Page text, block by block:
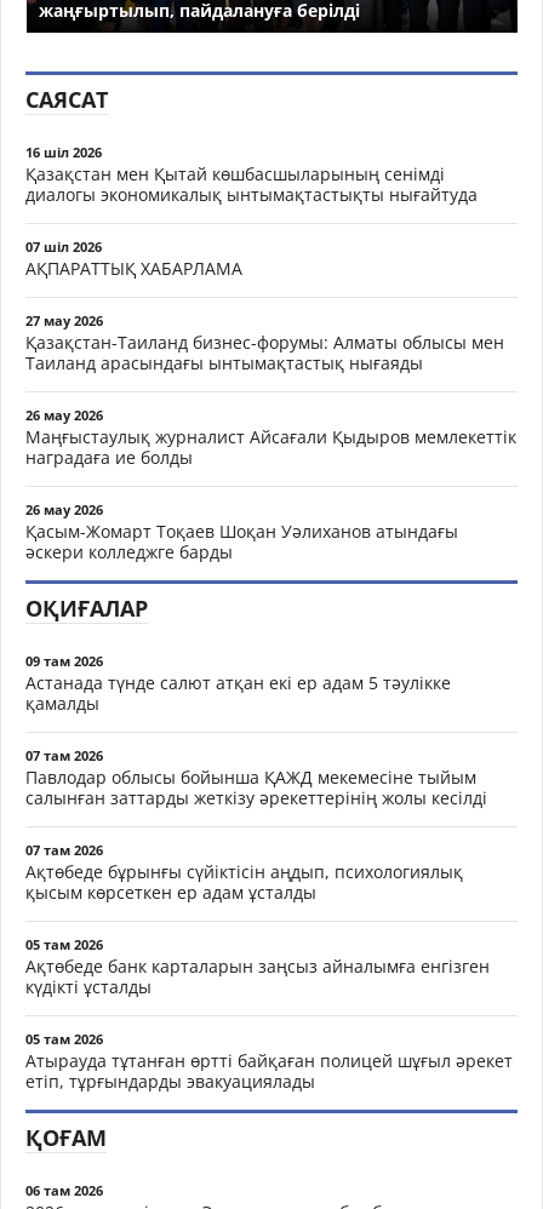
жаңғыртылып, пайдалануға берілді
САЯСАТ
16 шіл 2026
Қазақстан мен Қытай көшбасшыларының сенімді
диалогы экономикалық ынтымақтастықты нығайтуда
07 шіл 2026
АҚПАРАТТЫҚ ХАБАРЛАМА
27 мау 2026
Қазақстан-Таиланд бизнес-форумы: Алматы облысы мен
Таиланд арасындағы ынтымақтастық нығаяды
26 мау 2026
Маңғыстаулық журналист Айсағали Қыдыров мемлекеттік
наградаға ие болды
26 мау 2026
Қасым-Жомарт Тоқаев Шоқан Уәлиханов атындағы
әскери колледжге барды
ОҚИҒАЛАР
09 там 2026
Астанада түнде салют атқан екі ер адам 5 тәулікке
қамалды
07 там 2026
Павлодар облысы бойынша ҚАЖД мекемесіне тыйым
салынған заттарды жеткізу әрекеттерінің жолы кесілді
07 там 2026
Ақтөбеде бұрынғы сүйіктісін аңдып, психологиялық
қысым көрсеткен ер адам ұсталды
05 там 2026
Ақтөбеде банк карталарын заңсыз айналымға енгізген
күдікті ұсталды
05 там 2026
Атырауда тұтанған өртті байқаған полицей шұғыл әрекет
етіп, тұрғындарды эвакуациялады
ҚОҒАМ
06 там 2026